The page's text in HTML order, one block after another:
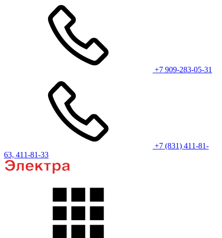
+7 909-283-05-31
+7 (831) 411-81-
63, 411-81-33